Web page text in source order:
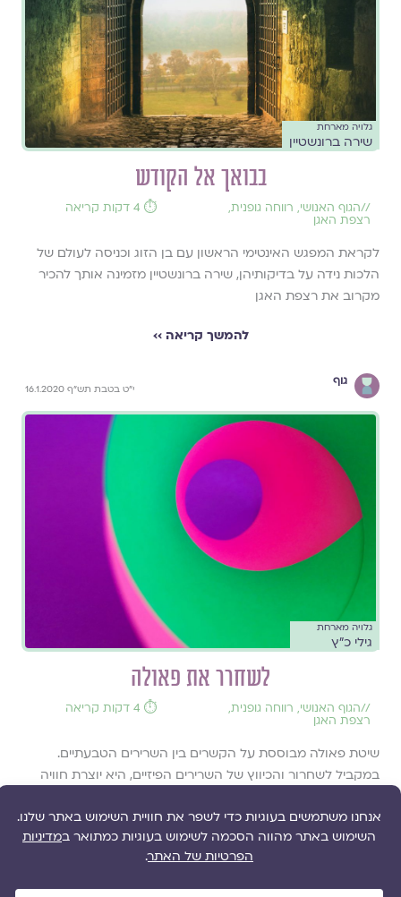
גלויה מארחת
שירה ברונשטיין
בבואך אל הקודש
//הגוף האנושי, רווחה גופנית,
רצפת האגן
⏱️ 4 דקות קריאה
לקראת המפגש האינטימי הראשון עם בן הזוג וכניסה לעולם של
הלכות נידה על בדיקותיהן, שירה ברונשטיין מזמינה אותך להכיר
מקרוב את רצפת האגן
להמשך קריאה ››
גוף
י"ט בטבת תש"ף 16.1.2020
גלויה מארחת
גילי כ"ץ
לשחרר את פאולה
//הגוף האנושי, רווחה גופנית,
רצפת האגן
⏱️ 4 דקות קריאה
שיטת פאולה מבוססת על הקשרים בין השרירים הטבעתיים.
במקביל לשחרור והכיווץ של השרירים הפיזיים, היא יוצרת חוויה
להמשך קריאה ››
י"ט בטבת תש"ף 16.1.2020